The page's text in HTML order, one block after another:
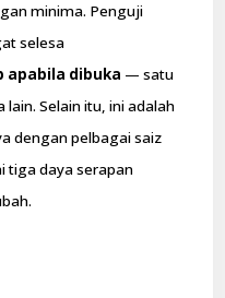
minima. Penguji
selesa
apabila dibuka — satu
Selain itu, ini adalah
dengan pelbagai saiz
tiga daya serapan